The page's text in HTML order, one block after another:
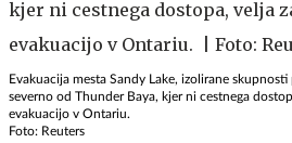
Evakuacija mesta Sandy Lake, izolirane
severno od Thunder Baya, kjer ni cestnega
evakuacijo v Ontariu.
Foto: Reuters